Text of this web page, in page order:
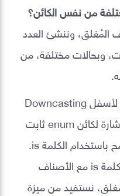
من نفس الكائن؟
المُغلق، وننشئ العدد
وبحالات مختلفة، من
لا يوجد عملية تحويل لأسفل Downcasting
في كتلة when. بل إشارة لكائن enum ثابت
القيمة. لذلك، لا يسمح باستخدام الكلمة is.
ولكن عند استخدام الكلمة is مع الأصناف
نستفيد من ميزة